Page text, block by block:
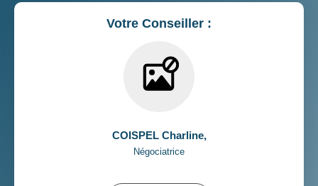
Votre Conseiller :
COISPEL Charline,
Négociatrice